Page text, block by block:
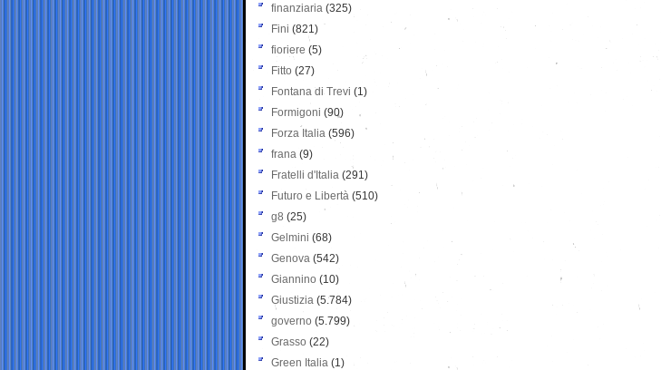
finanziaria (325)
Fini (821)
fioriere (5)
Fitto (27)
Fontana di Trevi (1)
Formigoni (90)
Forza Italia (596)
frana (9)
Fratelli d'Italia (291)
Futuro e Libertà (510)
g8 (25)
Gelmini (68)
Genova (542)
Giannino (10)
Giustizia (5.784)
governo (5.799)
Grasso (22)
Green Italia (1)